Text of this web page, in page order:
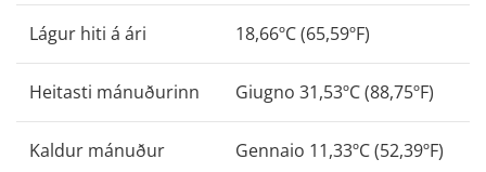
Lágur hiti á ári 18,66ºC (65,59ºF)
Heitasti mánuðurinn Giugno 31,53ºC (88,75ºF)
Kaldur mánuður Gennaio 11,33ºC (52,39ºF)